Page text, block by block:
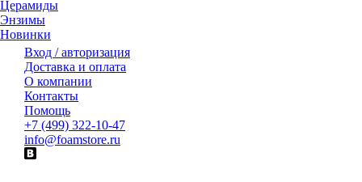
Церамиды
Энзимы
Новинки
Вход / авторизация
Доставка и оплата
О компании
Контакты
Помощь
+7 (499) 322-10-47
info@foamstore.ru